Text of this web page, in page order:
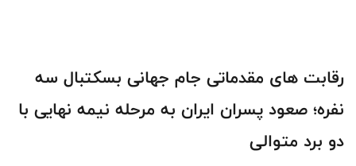
رقابت های مقدماتی جام جهانی بسکتبال سه
نفره؛ صعود پسران ایران به مرحله نیمه نهایی با
دو برد متوالی